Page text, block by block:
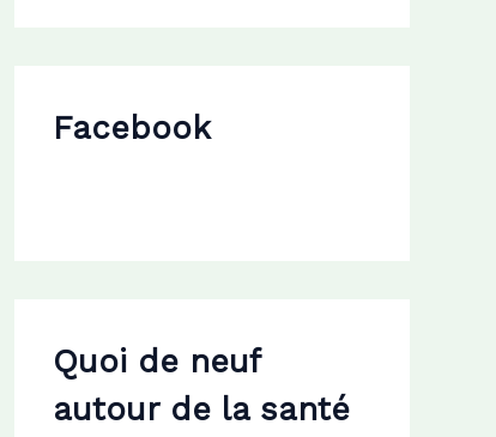
h
eFacebook
Quoi de neuf
autour de la santé